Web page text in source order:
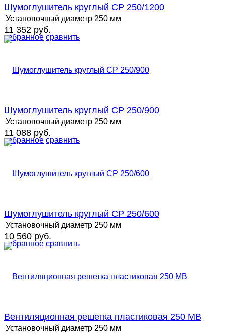
избранное сравнить
Шумоглушитель круглый СР 250/1200
Установочный диаметр 250 мм
11 352 руб.
избранное сравнить
Шумоглушитель круглый СР 250/900
Установочный диаметр 250 мм
11 088 руб.
избранное сравнить
Шумоглушитель круглый СР 250/600
Установочный диаметр 250 мм
10 560 руб.
Вентиляционная решетка пластиковая 250 MB
Установочный диаметр 250 мм